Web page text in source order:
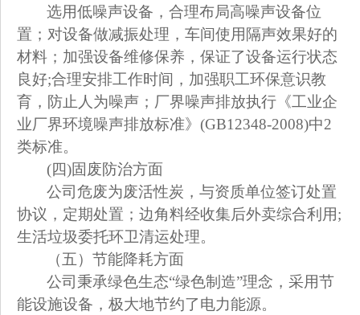
选用低噪声设备，合理布局高噪声设备位
置；对设备做减振处理，车间使用隔声效果好的
材料；加强设备维修保养，保证了设备运行状态
良好;合理安排工作时间，加强职工环保意识教
育，防止人为噪声；厂界噪声排放执行《工业企
业厂界环境噪声排放标准》(GB12348-2008)中2
类标准。
(四)固废防治方面
公司危废为废活性炭，与资质单位签订处置
协议，定期处置；边角料经收集后外卖综合利用;
生活垃圾委托环卫清运处理。
（五）节能降耗方面
公司秉承绿色生态“绿色制造”理念，采用节
能设施设备，极大地节约了电力能源。